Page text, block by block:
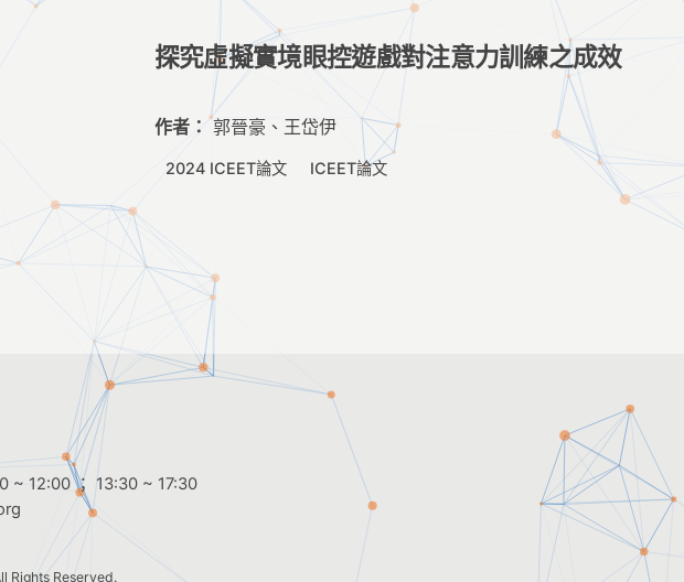
探究虛擬實境眼控遊戲對注意力訓練之成效
作者： 郭晉豪、王岱伊
2024 ICEET論文 ICEET論文
~ 12:00 ； 13:30 ~ 17:30
Rights Reserved.